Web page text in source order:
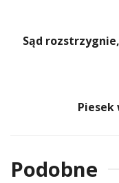
Sąd
Piesek
Podobne